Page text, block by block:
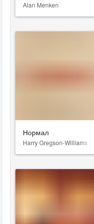
Alan Menken
Нормал
Harry Gregson-Williams